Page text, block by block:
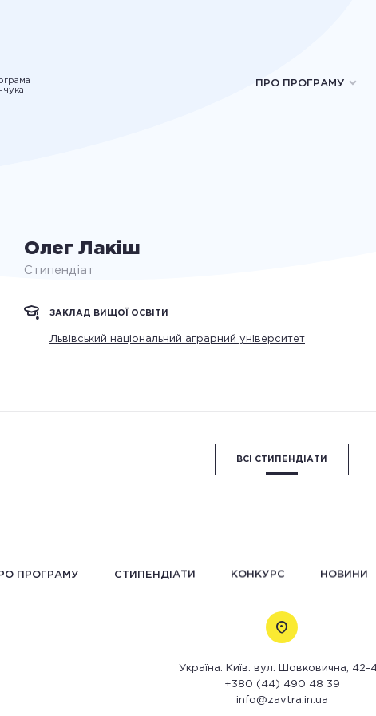
ПРО ПРОГРАМУ
Олег Лакіш
Стипендіат
ЗАКЛАД ВИЩОЇ ОСВІТИ
Львівський національний аграрний університет
ВСІ СТИПЕНДІАТИ
ПРОГРАМУ СТИПЕНДІАТИ КОНКУРС НОВИНИ
Україна. Київ. вул. Шовковична, 42-
+380 (44) 490 48 39
info@zavtra.in.ua